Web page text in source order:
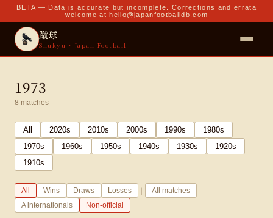
BETA — Data is accurate but incomplete. Corrections and errata
welcome at hello@japanfootballdb.com
蹴球
Shukyu · Japan Football
1973
8 matches
All 2020s 2010s 2000s 1990s 1980s
1970s 1960s 1950s 1940s 1930s 1920s
1910s
All Wins Draws Losses |
All matches
A internationals
Non-official